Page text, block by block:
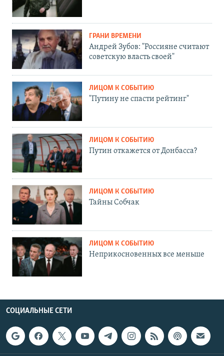
ГРАНИ ВРЕМЕНИ
Андрей Зубов: "Россияне считают
советскую власть своей"
ЛИЦОМ К СОБЫТИЮ
"Путину не спасти рейтинг"
ЛИЦОМ К СОБЫТИЮ
Путин откажется от Донбасса?
ЛИЦОМ К СОБЫТИЮ
Тайны Собчак
ЛИЦОМ К СОБЫТИЮ
Неприкосновенных все меньше
СОЦИАЛЬНЫЕ СЕТИ